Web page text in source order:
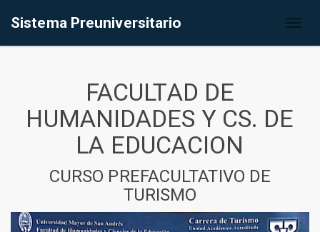
Sistema Preuniversitario
FACULTAD DE
HUMANIDADES Y CS. DE
LA EDUCACION
CURSO PREFACULTATIVO DE
TURISMO